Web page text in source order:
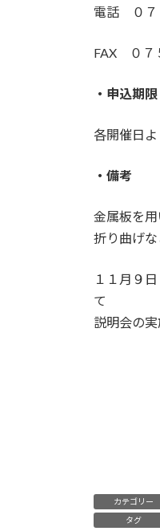
電話 ０７
FAX ０７
・申込
各開催日
・備
金属板を用
折り曲げ
１１月９
て リー
説明会の
カテゴリー
タグ